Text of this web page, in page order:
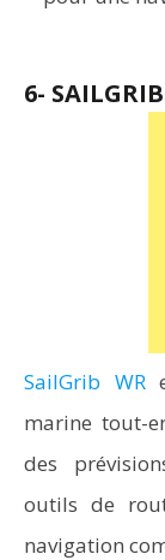
6-
SailGrib WR
marine tout-
des
outils de
navigation